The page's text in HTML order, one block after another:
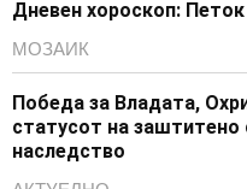
Дневен хороскоп:
МОЗАИК
Победа за Владата,
статусот на заштитено
наследство